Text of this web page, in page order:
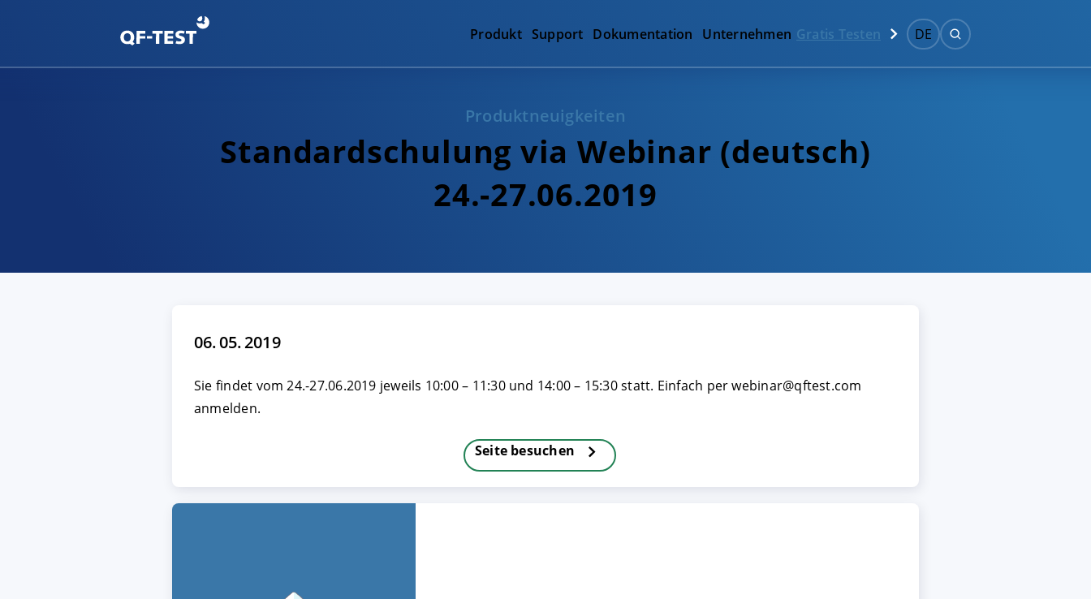
Produkt Support Dokumentation Unternehmen Gratis Testen DE
Produktneuigkeiten
Standardschulung via Webinar (deutsch)
24.-27.06.2019
06. 05. 2019
Sie findet vom 24.-27.06.2019 jeweils 10:00 – 11:30 und 14:00 – 15:30 statt. Einfach per webinar@qftest.com
anmelden.
Seite besuchen
AKZEPTIEREN